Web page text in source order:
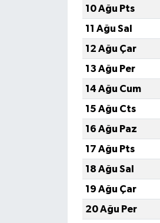
10 Ağu Pts
11 Ağu Sal
12 Ağu Çar
13 Ağu Per
14 Ağu Cum
15 Ağu Cts
16 Ağu Paz
17 Ağu Pts
18 Ağu Sal
19 Ağu Çar
20 Ağu Per